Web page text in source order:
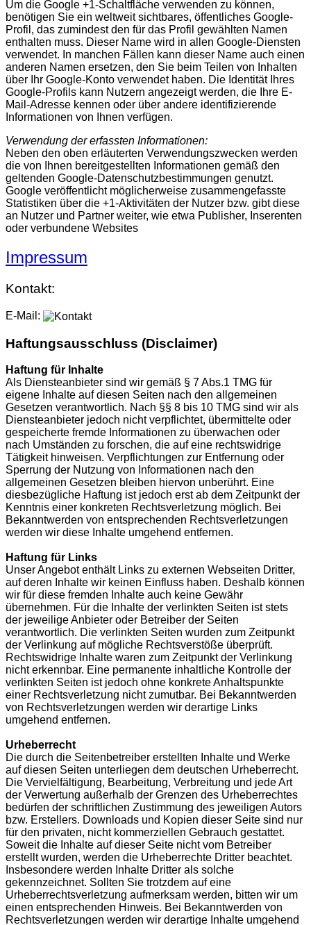
Um die Google +1-Schaltfläche verwenden zu können,
benötigen Sie ein weltweit sichtbares, öffentliches Google-
Profil, das zumindest den für das Profil gewählten Namen
enthalten muss. Dieser Name wird in allen Google-Diensten
verwendet. In manchen Fällen kann dieser Name auch einen
anderen Namen ersetzen, den Sie beim Teilen von Inhalten
über Ihr Google-Konto verwendet haben. Die Identität Ihres
Google-Profils kann Nutzern angezeigt werden, die Ihre E-
Mail-Adresse kennen oder über andere identifizierende
Informationen von Ihnen verfügen.
Verwendung der erfassten Informationen:
Neben den oben erläuterten Verwendungszwecken werden
die von Ihnen bereitgestellten Informationen gemäß den
geltenden Google-Datenschutzbestimmungen genutzt.
Google veröffentlicht möglicherweise zusammengefasste
Statistiken über die +1-Aktivitäten der Nutzer bzw. gibt diese
an Nutzer und Partner weiter, wie etwa Publisher, Inserenten
oder verbundene Websites
Impressum
Kontakt:
E-Mail:
Haftungsausschluss (Disclaimer)
Haftung für Inhalte
Als Diensteanbieter sind wir gemäß § 7 Abs.1 TMG für
eigene Inhalte auf diesen Seiten nach den allgemeinen
Gesetzen verantwortlich. Nach §§ 8 bis 10 TMG sind wir als
Diensteanbieter jedoch nicht verpflichtet, übermittelte oder
gespeicherte fremde Informationen zu überwachen oder
nach Umständen zu forschen, die auf eine rechtswidrige
Tätigkeit hinweisen. Verpflichtungen zur Entfernung oder
Sperrung der Nutzung von Informationen nach den
allgemeinen Gesetzen bleiben hiervon unberührt. Eine
diesbezügliche Haftung ist jedoch erst ab dem Zeitpunkt der
Kenntnis einer konkreten Rechtsverletzung möglich. Bei
Bekanntwerden von entsprechenden Rechtsverletzungen
werden wir diese Inhalte umgehend entfernen.
Haftung für Links
Unser Angebot enthält Links zu externen Webseiten Dritter,
auf deren Inhalte wir keinen Einfluss haben. Deshalb können
wir für diese fremden Inhalte auch keine Gewähr
übernehmen. Für die Inhalte der verlinkten Seiten ist stets
der jeweilige Anbieter oder Betreiber der Seiten
verantwortlich. Die verlinkten Seiten wurden zum Zeitpunkt
der Verlinkung auf mögliche Rechtsverstöße überprüft.
Rechtswidrige Inhalte waren zum Zeitpunkt der Verlinkung
nicht erkennbar. Eine permanente inhaltliche Kontrolle der
verlinkten Seiten ist jedoch ohne konkrete Anhaltspunkte
einer Rechtsverletzung nicht zumutbar. Bei Bekanntwerden
von Rechtsverletzungen werden wir derartige Links
umgehend entfernen.
Urheberrecht
Die durch die Seitenbetreiber erstellten Inhalte und Werke
auf diesen Seiten unterliegen dem deutschen Urheberrecht.
Die Vervielfältigung, Bearbeitung, Verbreitung und jede Art
der Verwertung außerhalb der Grenzen des Urheberrechtes
bedürfen der schriftlichen Zustimmung des jeweiligen Autors
bzw. Erstellers. Downloads und Kopien dieser Seite sind nur
für den privaten, nicht kommerziellen Gebrauch gestattet.
Soweit die Inhalte auf dieser Seite nicht vom Betreiber
erstellt wurden, werden die Urheberrechte Dritter beachtet.
Insbesondere werden Inhalte Dritter als solche
gekennzeichnet. Sollten Sie trotzdem auf eine
Urheberrechtsverletzung aufmerksam werden, bitten wir um
einen entsprechenden Hinweis. Bei Bekanntwerden von
Rechtsverletzungen werden wir derartige Inhalte umgehend